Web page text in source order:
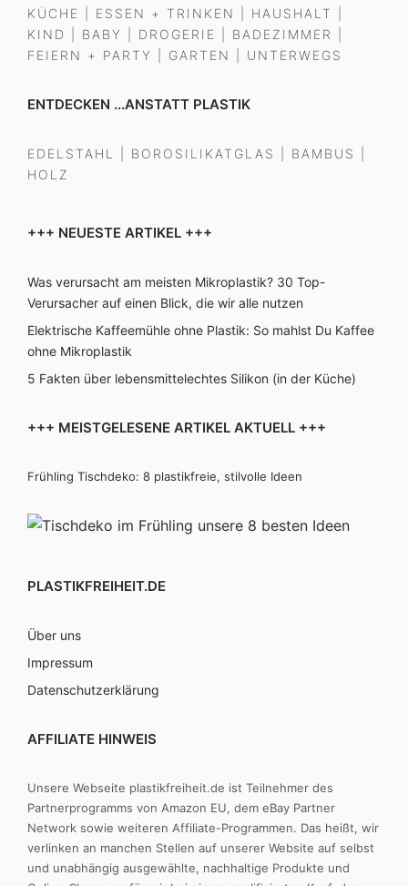
KÜCHE ESSEN + TRINKEN HAUSHALT
KIND
BABY DROGERIE BADEZIMMER
FEIERN + PARTY
GARTEN UNTERWEGS
ENTDECKEN ...ANSTATT PLASTIK
EDELSTAHL BOROSILIKATGLAS BAMBUS
HOLZ
+++ NEUESTE ARTIKEL +++
Was verursacht am meisten Mikroplastik? 30 Top-
Verursacher auf einen Blick, die wir alle nutzen
Elektrische Kaffeemühle ohne Plastik: So mahlst Du Kaffee
ohne Mikroplastik
5 Fakten über lebensmittelechtes Silikon (in der Küche)
+++ MEISTGELESENE ARTIKEL AKTUELL +++
Frühling Tischdeko: 8 plastikfreie, stilvolle Ideen
PLASTIKFREIHEIT.DE
Über uns
Impressum
Datenschutzerklärung
AFFILIATE HINWEIS
Unsere Webseite plastikfreiheit.de ist Teilnehmer des
Partnerprogramms von Amazon EU, dem eBay Partner
Network sowie weiteren Affiliate-Programmen. Das heißt, wir
verlinken an manchen Stellen auf unserer Website auf selbst
und unabhängig ausgewählte, nachhaltige Produkte und